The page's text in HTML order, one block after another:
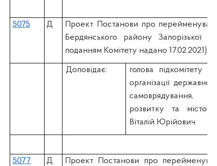
5075 Д
Проект Постанови про
Бердянського району Запорізької
поданням Комітету надано 17.02.2021)
Доповідає: голова підкомітету
організації
самоврядування,
розвитку та
Віталій Юрійович
5077 Д
Проект Постанови про